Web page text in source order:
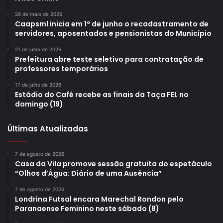
Secretário de Planejamento fala sobre reforma do Terminal
Urbano do bairro. Foto: Vivian Honorato
Reforma do Terminal –
reforma do Terminal do Ouro Verde. Segundo o secretário
26 de maio de 2026
Caapsml inicia em 1º de junho o recadastramento de
servidores, aposentados e pensionistas do Município
21 de julho de 2026
Prefeitura abre teste seletivo para contratação de
professores temporários
17 de julho de 2026
Estádio do Café recebe as finais da Taça FEL no
domingo (19)
Últimas Atualizadas
7 de agosto de 2026
Casa da Vila promove sessão gratuita do espetáculo
“Olhos d’Água: Diário de uma Ausência”
7 de agosto de 2026
Londrina Futsal encara Marechal Rondon pelo
Paranaense Feminino neste sábado (8)